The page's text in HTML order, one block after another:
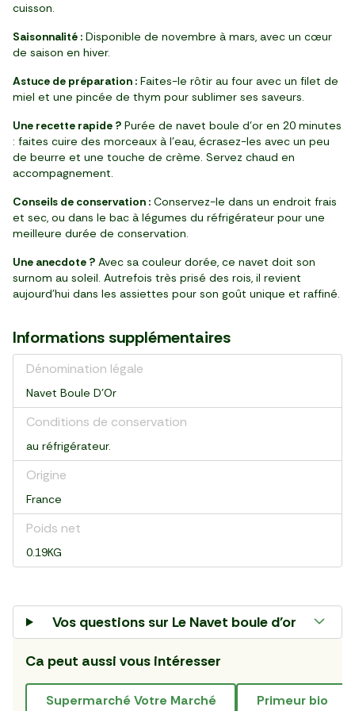
cuisson.
Saisonnalité : Disponible de novembre à mars, avec un cœur
de saison en hiver.
Astuce de préparation : Faites-le rôtir au four avec un filet de
miel et une pincée de thym pour sublimer ses saveurs.
Une recette rapide ? Purée de navet boule d’or en 20 minutes
: faites cuire des morceaux à l’eau, écrasez-les avec un peu
de beurre et une touche de crème. Servez chaud en
accompagnement.
Conseils de conservation : Conservez-le dans un endroit frais
et sec, ou dans le bac à légumes du réfrigérateur pour une
meilleure durée de conservation.
Une anecdote ? Avec sa couleur dorée, ce navet doit son
surnom au soleil. Autrefois très prisé des rois, il revient
aujourd’hui dans les assiettes pour son goût unique et raffiné.
Informations supplémentaires
Dénomination légale
Navet Boule D'Or
Conditions de conservation
au réfrigérateur.
Origine
France
Poids net
0.19KG
Vos questions sur Le Navet boule d'or
Ca peut aussi vous intéresser
supermarché Votre Marché primeur bio